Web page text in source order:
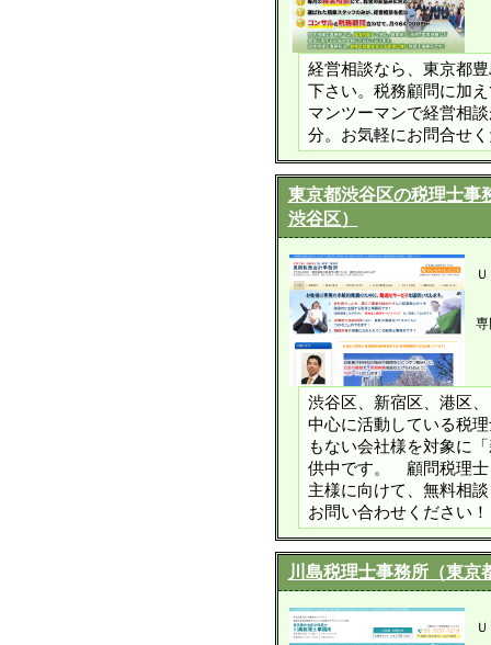
経営相談なら、東京都
下さい。税務顧問に加
マンツーマンで経営相
分。お気軽にお問合せ
東京都渋谷区の税理士
渋谷区）
専
渋谷区、新宿区、港区
中心に活動している税
もない会社様を対象に
供中です。 顧問税理士
主様に向けて、無料相
お問い合わせください
川島税理士事務所（東京